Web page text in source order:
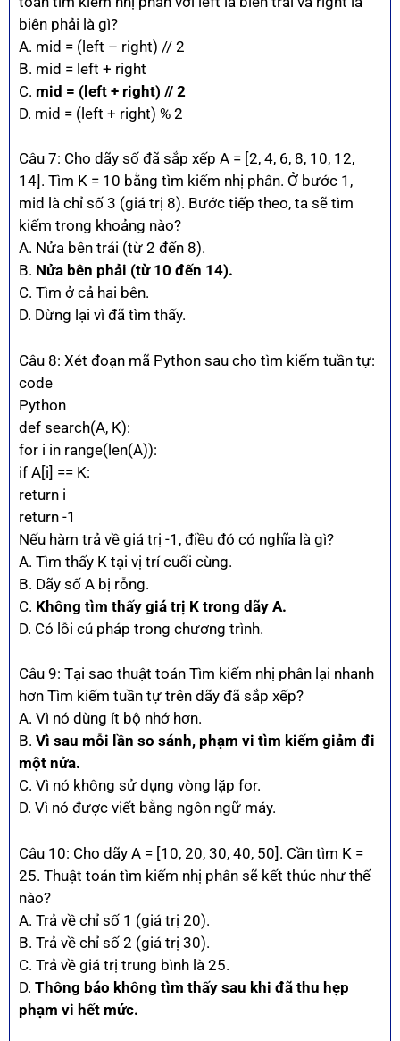
biên phải là gì?
A. mid = (left – right) // 2
B. mid = left + right
C. mid = (left + right) // 2
D. mid = (left + right) % 2
Câu 7: Cho dãy số đã sắp xếp A = [2, 4, 6, 8, 10, 12,
14]. Tìm K = 10 bằng tìm kiếm nhị phân. Ở bước 1,
mid là chỉ số 3 (giá trị 8). Bước tiếp theo, ta sẽ tìm
kiếm trong khoảng nào?
A. Nửa bên trái (từ 2 đến 8).
B. Nửa bên phải (từ 10 đến 14).
C. Tìm ở cả hai bên.
D. Dừng lại vì đã tìm thấy.
Câu 8: Xét đoạn mã Python sau cho tìm kiếm tuần tự:
code
Python
def search(A, K):
for i in range(len(A)):
if A[i] == K:
return i
return -1
Nếu hàm trả về giá trị -1, điều đó có nghĩa là gì?
A. Tìm thấy K tại vị trí cuối cùng.
B. Dãy số A bị rỗng.
C. Không tìm thấy giá trị K trong dãy A.
D. Có lỗi cú pháp trong chương trình.
Câu 9: Tại sao thuật toán Tìm kiếm nhị phân lại nhanh
hơn Tìm kiếm tuần tự trên dãy đã sắp xếp?
A. Vì nó dùng ít bộ nhớ hơn.
B. Vì sau mỗi lần so sánh, phạm vi tìm kiếm giảm đi
một nửa.
C. Vì nó không sử dụng vòng lặp for.
D. Vì nó được viết bằng ngôn ngữ máy.
Câu 10: Cho dãy A = [10, 20, 30, 40, 50]. Cần tìm K =
25. Thuật toán tìm kiếm nhị phân sẽ kết thúc như thế
nào?
A. Trả về chỉ số 1 (giá trị 20).
B. Trả về chỉ số 2 (giá trị 30).
C. Trả về giá trị trung bình là 25.
D. Thông báo không tìm thấy sau khi đã thu hẹp
phạm vi hết mức.